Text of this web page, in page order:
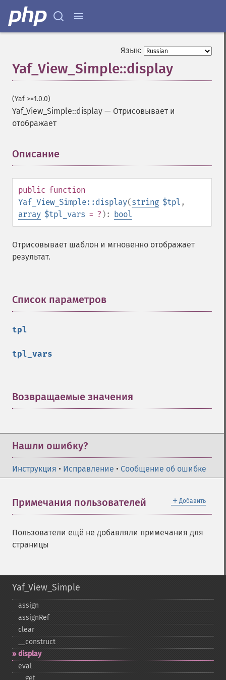
Язык:
Yaf_View_Simple::display
(Yaf >=1.0.0)
Yaf_View_Simple::display — Отрисовывает и
отображает
Описание
public function
Yaf_View_Simple::display(string $tpl ,
array $tpl_vars = ? ): bool
Отрисовывает шаблон и мгновенно отображает
результат.
Список параметров
tpl
tpl_vars
Возвращаемые значения
Нашли ошибку?
Инструкция • Исправление • Сообщение об ошибке
＋ Добавить
Примечания пользователей
Пользователи ещё не добавляли примечания для
страницы
Yaf_View_Simple
assign
assignRef
clear
_​_​construct
display
eval
_​_​get